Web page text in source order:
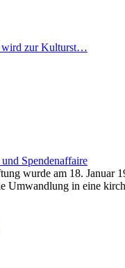
wird zur Kulturst…
Spendenaffaire
wurde am 18. Januar
Umwandlung in eine